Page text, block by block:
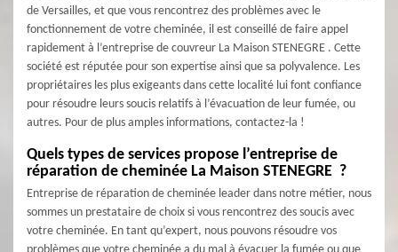
de Versailles, et que vous rencontrez des problèmes avec le
fonctionnement de votre cheminée, il est conseillé de faire appel
rapidement à l’entreprise de couvreur La Maison STENEGRE . Cette
société est réputée pour son expertise ainsi que sa polyvalence. Les
propriétaires les plus exigeants dans cette localité lui font confiance
pour résoudre leurs soucis relatifs à l’évacuation de leur fumée, ou
autres. Pour de plus amples informations, contactez-la !
Quels types de services propose l’entreprise de
réparation de cheminée La Maison STENEGRE ?
Entreprise de réparation de cheminée leader dans notre métier, nous
sommes un prestataire de choix si vous rencontrez des soucis avec
votre cheminée. En tant qu’expert, nous pouvons résoudre vos